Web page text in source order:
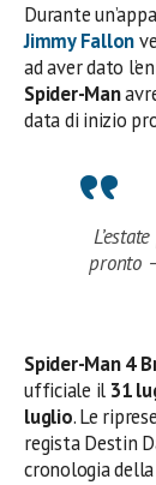
Durante
Jimmy Fallon
ad aver dato
Spider-Man
data di inizio
pronto
Spider-Man 4
ufficiale il 31
luglio. Le
regista Destin
cronologia